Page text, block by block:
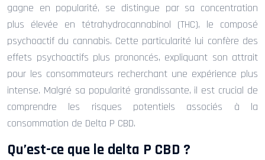
gagne en popularité, se distingue par sa concentration
plus élevée en tétrahydrocannabinol (THC), le composé
psychoactif du cannabis. Cette particularité lui confère des
effets psychoactifs plus prononcés, expliquant son attrait
pour les consommateurs recherchant une expérience plus
intense. Malgré sa popularité grandissante, il est crucial de
comprendre les risques potentiels associés à la
consommation de Delta P CBD.
Qu’est-ce que le delta P CBD ?